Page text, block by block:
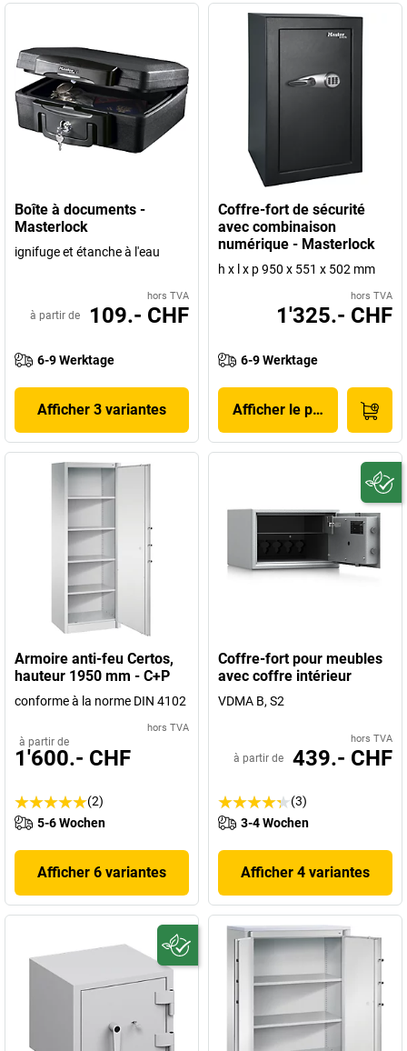
Boîte à documents -
Masterlock
ignifuge et étanche à l'eau
hors TVA
à partir de 109.- CHF
6-9 Werktage
Afficher 3 variantes
Coffre-fort de sécurité
avec combinaison
numérique - Masterlock
h x l x p 950 x 551 x 502 mm
hors TVA
1'325.- CHF
6-9 Werktage
Afficher le produit
Armoire anti-feu Certos,
hauteur 1950 mm - C+P
conforme à la norme DIN 4102
hors TVA
à partir de
1'600.- CHF
(2)
5-6 Wochen
Afficher 6 variantes
Coffre-fort pour meubles
avec coffre intérieur
VDMA B, S2
hors TVA
à partir de 439.- CHF
(3)
3-4 Wochen
Afficher 4 variantes